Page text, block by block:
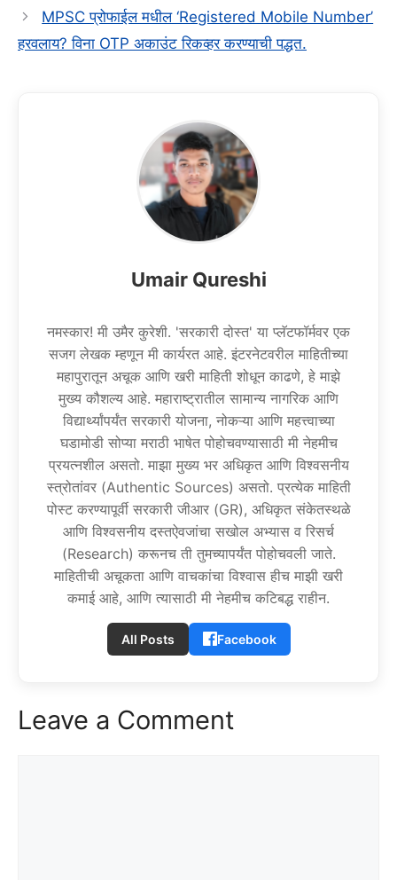
MPSC प्रोफाईल मधील ‘Registered Mobile Number’
हरवलाय? विना OTP अकाउंट रिकव्हर करण्याची पद्धत.
Umair Qureshi
नमस्कार! मी उमैर कुरेशी. 'सरकारी दोस्त' या प्लॅटफॉर्मवर एक
सजग लेखक म्हणून मी कार्यरत आहे. इंटरनेटवरील माहितीच्या
महापुरातून अचूक आणि खरी माहिती शोधून काढणे, हे माझे
मुख्य कौशल्य आहे. महाराष्ट्रातील सामान्य नागरिक आणि
विद्यार्थ्यांपर्यंत सरकारी योजना, नोकऱ्या आणि महत्त्वाच्या
घडामोडी सोप्या मराठी भाषेत पोहोचवण्यासाठी मी नेहमीच
प्रयत्नशील असतो. माझा मुख्य भर अधिकृत आणि विश्वसनीय
स्त्रोतांवर (Authentic Sources) असतो. प्रत्येक माहिती
पोस्ट करण्यापूर्वी सरकारी जीआर (GR), अधिकृत संकेतस्थळे
आणि विश्वसनीय दस्तऐवजांचा सखोल अभ्यास व रिसर्च
(Research) करूनच ती तुमच्यापर्यंत पोहोचवली जाते.
माहितीची अचूकता आणि वाचकांचा विश्वास हीच माझी खरी
कमाई आहे, आणि त्यासाठी मी नेहमीच कटिबद्ध राहीन.
All Posts Facebook
Leave a Comment